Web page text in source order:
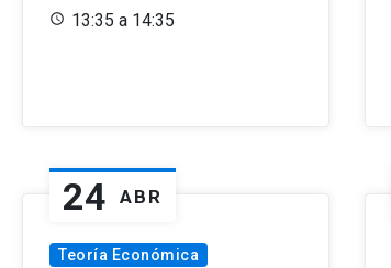
13:35 a 14:35
24 ABR
Teoría Económica